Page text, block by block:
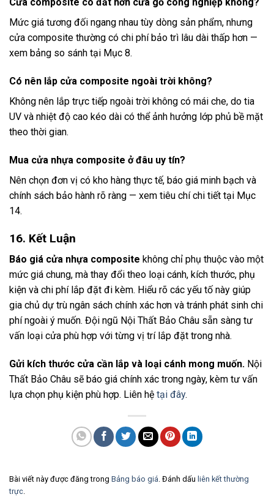
Mức giá tương đối ngang nhau tùy dòng sản phẩm, nhưng
cửa composite thường có chi phí bảo trì lâu dài thấp hơn —
xem bảng so sánh tại Mục 8.
Có nên lắp cửa composite ngoài trời không?
Không nên lắp trực tiếp ngoài trời không có mái che, do tia
UV và nhiệt độ cao kéo dài có thể ảnh hưởng lớp phủ bề mặt
theo thời gian.
Mua cửa nhựa composite ở đâu uy tín?
Nên chọn đơn vị có kho hàng thực tế, báo giá minh bạch và
chính sách bảo hành rõ ràng — xem tiêu chí chi tiết tại Mục
14.
16. Kết Luận
Báo giá cửa nhựa composite không chỉ phụ thuộc vào một
mức giá chung, mà thay đổi theo loại cánh, kích thước, phụ
kiện và chi phí lắp đặt đi kèm. Hiểu rõ các yếu tố này giúp
gia chủ dự trù ngân sách chính xác hơn và tránh phát sinh chi
phí ngoài ý muốn. Đội ngũ Nội Thất Bảo Châu sẵn sàng tư
vấn loại cửa phù hợp với từng vị trí lắp đặt trong nhà.
Gửi kích thước cửa cần lắp và loại cánh mong muốn. Nội
Thất Bảo Châu sẽ báo giá chính xác trong ngày, kèm tư vấn
lựa chọn phụ kiện phù hợp. Liên hệ tại đây.
Bài viết này được đăng trong Bảng báo giá. Đánh dấu liên kết thường
trực.